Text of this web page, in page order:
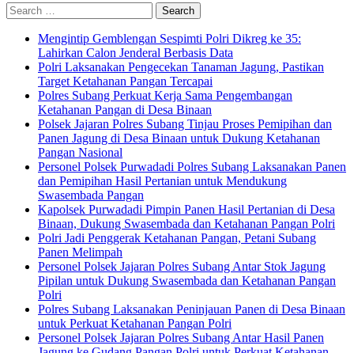
Search
for:
Mengintip Gemblengan Sespimti Polri Dikreg ke 35:
Lahirkan Calon Jenderal Berbasis Data
Polri Laksanakan Pengecekan Tanaman Jagung, Pastikan
Target Ketahanan Pangan Tercapai
Polres Subang Perkuat Kerja Sama Pengembangan
Ketahanan Pangan di Desa Binaan
Polsek Jajaran Polres Subang Tinjau Proses Pemipihan dan
Panen Jagung di Desa Binaan untuk Dukung Ketahanan
Pangan Nasional
Personel Polsek Purwadadi Polres Subang Laksanakan Panen
dan Pemipihan Hasil Pertanian untuk Mendukung
Swasembada Pangan
Kapolsek Purwadadi Pimpin Panen Hasil Pertanian di Desa
Binaan, Dukung Swasembada dan Ketahanan Pangan Polri
Polri Jadi Penggerak Ketahanan Pangan, Petani Subang
Panen Melimpah
Personel Polsek Jajaran Polres Subang Antar Stok Jagung
Pipilan untuk Dukung Swasembada dan Ketahanan Pangan
Polri
Polres Subang Laksanakan Peninjauan Panen di Desa Binaan
untuk Perkuat Ketahanan Pangan Polri
Personel Polsek Jajaran Polres Subang Antar Hasil Panen